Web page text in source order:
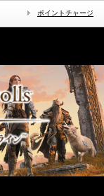
ポイントチャージ